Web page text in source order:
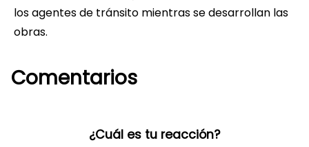
los agentes de tránsito mientras se desarrollan las
obras.
Comentarios